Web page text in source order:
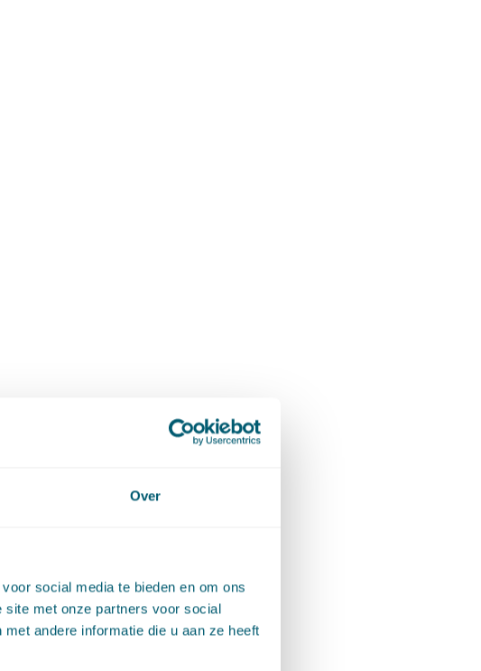
Over
social media te bieden en om ons
site met onze partners voor social
andere informatie die u aan ze heeft